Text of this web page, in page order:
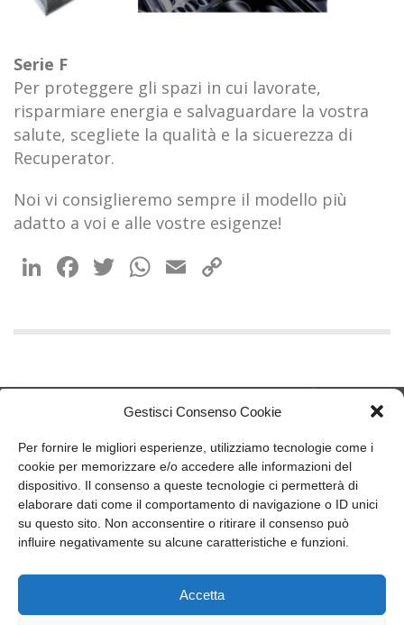
Gestisci Consenso Cookie
Per fornire le migliori esperienze, utilizziamo tecnologie come i
cookie per memorizzare e/o accedere alle informazioni del
dispositivo. Il consenso a queste tecnologie ci permetterà di
elaborare dati come il comportamento di navigazione o ID unici
su questo sito. Non acconsentire o ritirare il consenso può
influire negativamente su alcune caratteristiche e funzioni.
Accetta
Serie F
Per proteggere gli spazi in cui lavorate,
risparmiare energia e salvaguardare la vostra
salute, scegliete la qualità e la sicuerezza di
Recuperator.
Noi vi consiglieremo sempre il modello più
adatto a voi e alle vostre esigenze!
LinkedIn
Facebook
TwitterWhatsApp
Email
member of CAREL group
Recuperator S.p.A.
Via Valfurva, 13
P.IVA: 01816030157
T +39.0331.18531
info@recuperator.eu